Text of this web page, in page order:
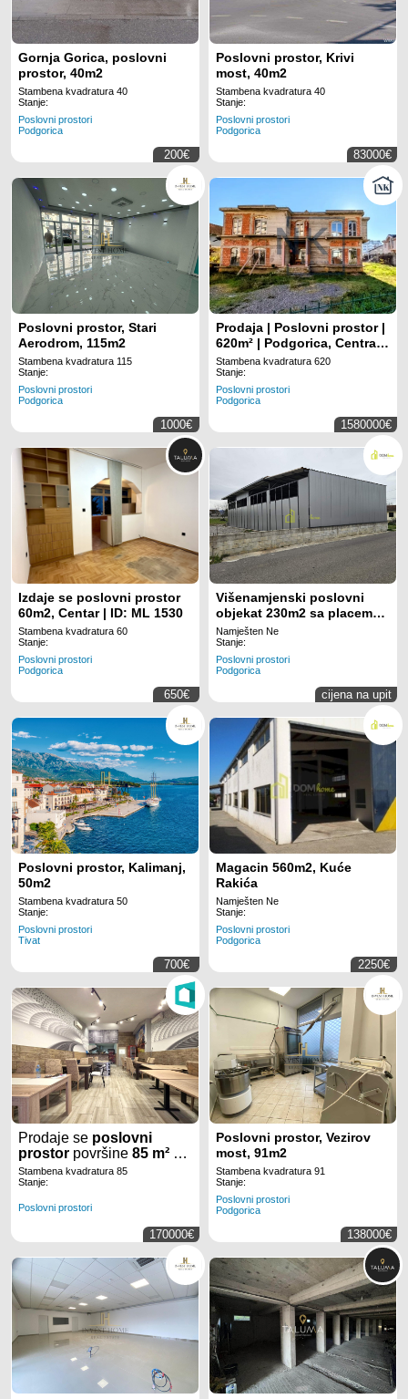
Gornja Gorica, poslovni
prostor, 40m2
Stambena kvadratura 40
Stanje:
Poslovni prostori
Podgorica
200€
Poslovni prostor, Krivi
most, 40m2
Stambena kvadratura 40
Stanje:
Poslovni prostori
Podgorica
83000€
Poslovni prostor, Stari
Aerodrom, 115m2
Stambena kvadratura 115
Stanje:
Poslovni prostori
Podgorica
1000€
Prodaja | Poslovni prostor |
620m² | Podgorica, Central
Point
Stambena kvadratura 620
Stanje:
Poslovni prostori
Podgorica
1580000€
Izdaje se poslovni prostor
60m2, Centar | ID: ML 1530
Stambena kvadratura 60
Stanje:
Poslovni prostori
Podgorica
650€
Višenamjenski poslovni
objekat 230m2 sa placem
1500m2, Golubovci
Namješten Ne
Stanje:
Poslovni prostori
Podgorica
cijena na upit
Poslovni prostor, Kalimanj,
50m2
Stambena kvadratura 50
Stanje:
Poslovni prostori
Tivat
700€
Magacin 560m2, Kuće
Rakića
Namješten Ne
Stanje:
Poslovni prostori
Podgorica
2250€
Prodaje se poslovni
prostor površine 85 m² u
Zagoričuu Podgorici.
Stambena kvadratura 85
Stanje:
Poslovni prostori
170000€
Poslovni prostor, Vezirov
most, 91m2
Stambena kvadratura 91
Stanje:
Poslovni prostori
Podgorica
138000€